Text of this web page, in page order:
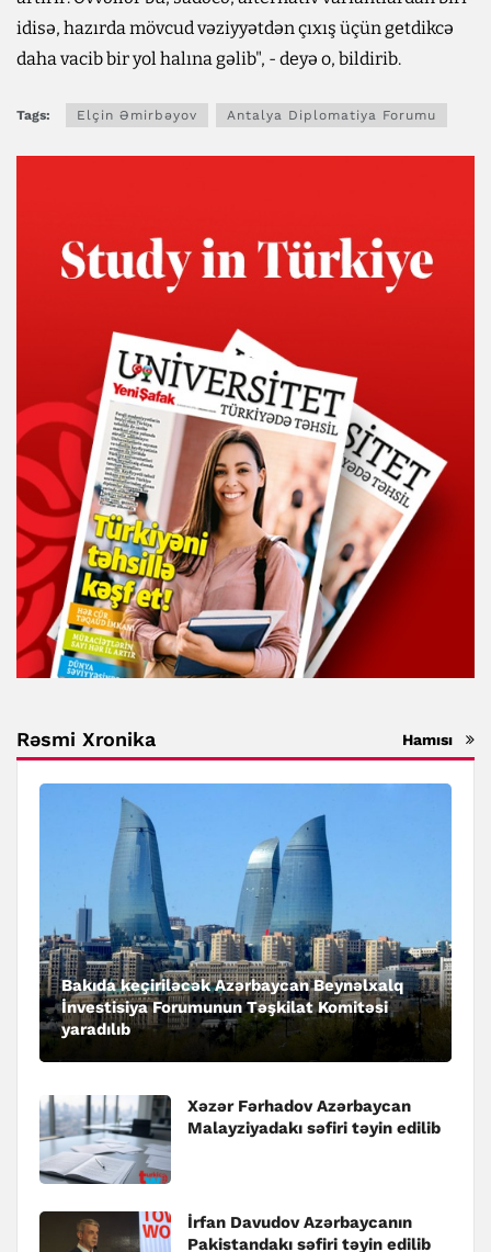
idisə, hazırda mövcud vəziyyətdən çıxış üçün getdikcə
daha vacib bir yol halına gəlib", - deyə o, bildirib.
Tags: Elçin Əmirbəyov Antalya Diplomatiya Forumu
Rəsmi Xronika Hamısı
Bakıda keçiriləcək Azərbaycan Beynəlxalq
İnvestisiya Forumunun Təşkilat Komitəsi
yaradılıb
Xəzər Fərhadov Azərbaycan
Malayziyadakı səfiri təyin edilib
İrfan Davudov Azərbaycanın
Pakistandakı səfiri təyin edilib